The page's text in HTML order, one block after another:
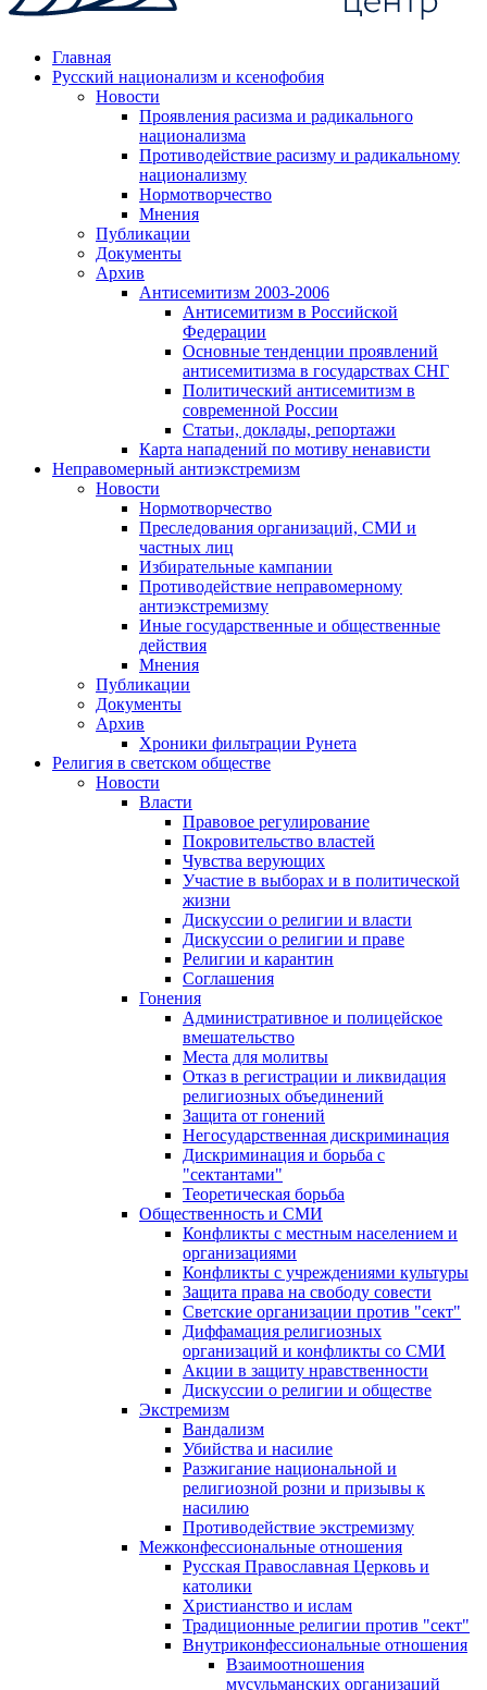
Главная
Русский национализм и ксенофобия
Новости
Проявления расизма и радикального
национализма
Противодействие расизму и радикальному
национализму
Нормотворчество
Мнения
Публикации
Документы
Архив
Антисемитизм 2003-2006
Антисемитизм в Российской
Федерации
Основные тенденции проявлений
антисемитизма в государствах СНГ
Политический антисемитизм в
современной России
Статьи, доклады, репортажи
Карта нападений по мотиву ненависти
Неправомерный антиэкстремизм
Новости
Нормотворчество
Преследования организаций, СМИ и
частных лиц
Избирательные кампании
Противодействие неправомерному
антиэкстремизму
Иные государственные и общественные
действия
Мнения
Публикации
Документы
Архив
Хроники фильтрации Рунета
Религия в светском обществе
Новости
Власти
Правовое регулирование
Покровительство властей
Чувства верующих
Участие в выборах и в политической
жизни
Дискуссии о религии и власти
Дискуссии о религии и праве
Религии и карантин
Соглашения
Гонения
Административное и полицейское
вмешательство
Места для молитвы
Отказ в регистрации и ликвидация
религиозных объединений
Защита от гонений
Негосударственная дискриминация
Дискриминация и борьба с
"сектантами"
Теоретическая борьба
Общественность и СМИ
Конфликты с местным населением и
организациями
Конфликты с учреждениями культуры
Защита права на свободу совести
Светские организации против "сект"
Диффамация религиозных
организаций и конфликты со СМИ
Акции в защиту нравственности
Дискуссии о религии и обществе
Экстремизм
Вандализм
Убийства и насилие
Разжигание национальной и
религиозной розни и призывы к
насилию
Противодействие экстремизму
Межконфессиональные отношения
Русская Православная Церковь и
католики
Христианство и ислам
Традиционные религии против "сект"
Внутриконфессиональные отношения
Взаимоотношения
мусульманских организаций